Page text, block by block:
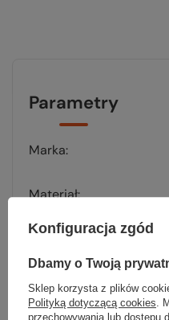
Parametry
Marka
Materiał
Kaptur
Konfiguracja zgód
Dbamy o Twoją
Sklep korzysta z plików
Polityką dotyczącą cookies.
przechowywania lub dostępu